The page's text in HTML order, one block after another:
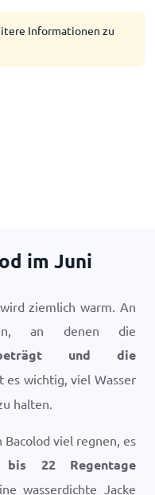
Informationen zu
im Juni
ziemlich warm. An
an denen die
und die
es wichtig, viel Wasser
halten.
viel regnen, es
bis 22 Regentage
wasserdichte Jacke